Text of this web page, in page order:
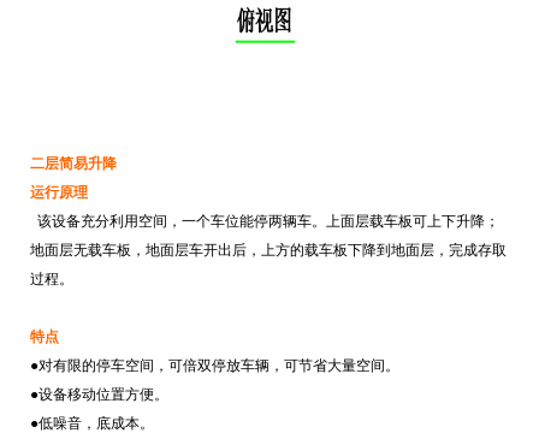
二层简易升降
运行原理
该设备充分利用空间，一个车位能停两辆车。上面层载车板可上下升降；
地面层无载车板，地面层车开出后，上方的载车板下降到地面层，完成存取
过程。
特点
●对有限的停车空间，可倍双停放车辆，可节省大量空间。
●设备移动位置方便。
●低噪音，底成本。